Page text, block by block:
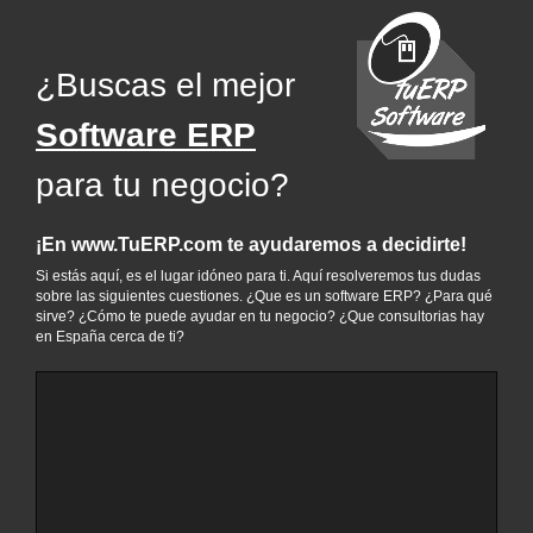
¿Buscas el mejor
Software ERP
para tu negocio?
¡En www.TuERP.com te ayudaremos a decidirte!
Si estás aquí, es el lugar idóneo para ti. Aquí resolveremos tus dudas
sobre las siguientes cuestiones. ¿Que es un software ERP? ¿Para qué
sirve? ¿Cómo te puede ayudar en tu negocio? ¿Que consultorias hay
en España cerca de ti?